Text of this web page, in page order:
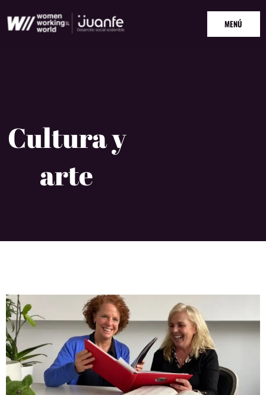
MAIN
MENU
MENÚ
Cultura y
arte
PagePage